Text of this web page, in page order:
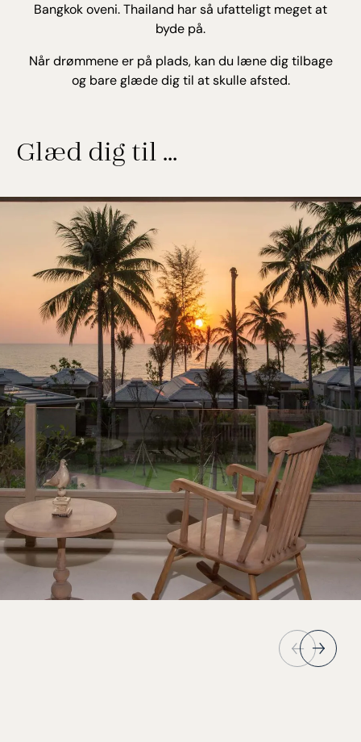
Bangkok oveni. Thailand har så ufatteligt meget at
byde på.
Når drømmene er på plads, kan du læne dig tilbage
og bare glæde dig til at skulle afsted.
Glæd dig til …